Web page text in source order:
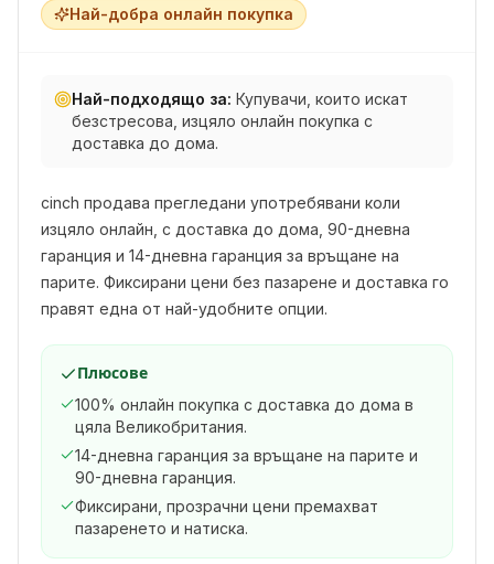
Най-добра онлайн покупка
Най-подходящо за: Купувачи, които искат
безстресова, изцяло онлайн покупка с
доставка до дома.
cinch продава прегледани употребявани коли
изцяло онлайн, с доставка до дома, 90-дневна
гаранция и 14-дневна гаранция за връщане на
парите. Фиксирани цени без пазарене и доставка го
правят една от най-удобните опции.
Плюсове
100% онлайн покупка с доставка до дома в
цяла Великобритания.
14-дневна гаранция за връщане на парите и
90-дневна гаранция.
Фиксирани, прозрачни цени премахват
пазаренето и натиска.